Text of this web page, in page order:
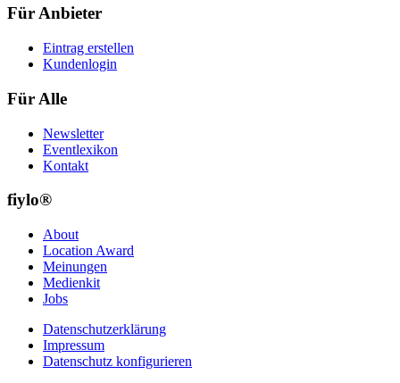
Für Anbieter
Eintrag erstellen
Kundenlogin
Für Alle
Newsletter
Eventlexikon
Kontakt
fiylo®
About
Location Award
Meinungen
Medienkit
Jobs
Datenschutzerklärung
Impressum
Datenschutz konfigurieren